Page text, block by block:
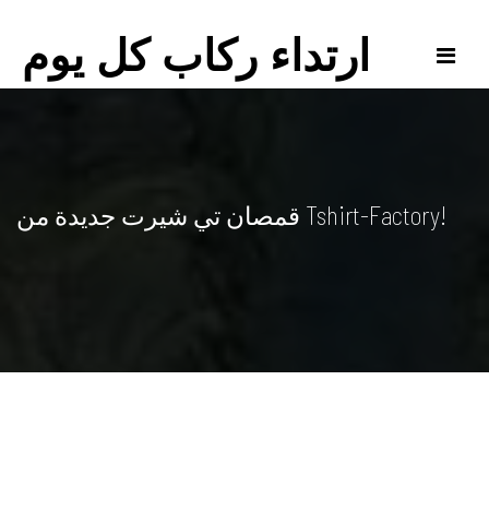
contentارتداء ركاب كل يوم
قمصان تي شيرت جديدة من Tshirt-Factory!